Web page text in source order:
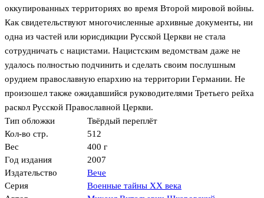
оккупированных территориях во время Второй мировой войны.
Как свидетельствуют многочисленные архивные документы, ни
одна из частей или юрисдикции Русской Церкви не стала
сотрудничать с нацистами. Нацистским ведомствам даже не
удалось полностью подчинить и сделать своим послушным
орудием православную епархию на территории Германии. Не
произошел также ожидавшийся руководителями Третьего рейха
раскол Русской Православной Церкви.
Тип обложки
Твёрдый переплёт
Кол-во стр.
512
Вес
400 г
Год издания
2007
Издательство
Вече
Серия
Военные тайны ХХ века